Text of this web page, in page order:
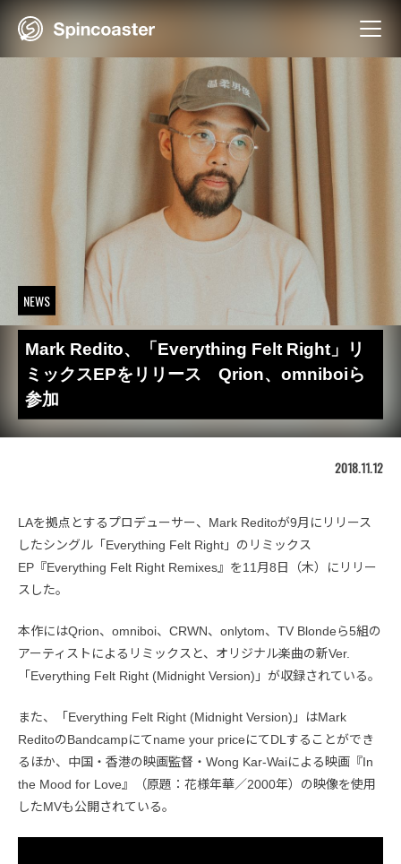
NEWS
Mark Redito、「Everything Felt Right」リ
ミックスEPをリリース Qrion、omniboiら
参加
2018.11.12
LAを拠点とするプロデューサー、Mark Reditoが9月にリリース
したシングル「Everything Felt Right」のリミックス
EP『Everything Felt Right Remixes』を11月8日（木）にリリー
スした。
本作にはQrion、omniboi、CRWN、onlytom、TV Blondeら5組の
アーティストによるリミックスと、オリジナル楽曲の新Ver.
「Everything Felt Right (Midnight Version)」が収録されている。
また、「Everything Felt Right (Midnight Version)」はMark
ReditoのBandcampにてname your priceにてDLすることができ
るほか、中国・香港の映画監督・Wong Kar-Waiによる映画『In
the Mood for Love』（原題：花様年華／2000年）の映像を使用
したMVも公開されている。